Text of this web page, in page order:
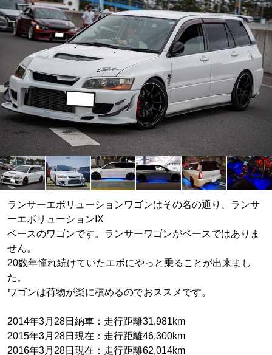
ランサーエボリューションワゴンはその名の通り、ランサ
ーエボリューションⅨ
ベースのワゴンです。ランサーワゴンがベースではありま
せん。
20数年憧れ続けていたエボにやっと乗ることが出来まし
た。
ワゴンは荷物が楽に積めるのでおススメです。
2014年3月28日納車：走行距離31,981km
2015年3月28日現在：走行距離46,300km
2016年3月28日現在：走行距離62,014km